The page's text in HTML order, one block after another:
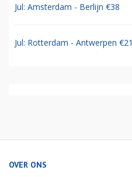
Jul: Amsterdam - Berlijn €38
Jul: Rotterdam - Antwerpen €21
OVER ONS